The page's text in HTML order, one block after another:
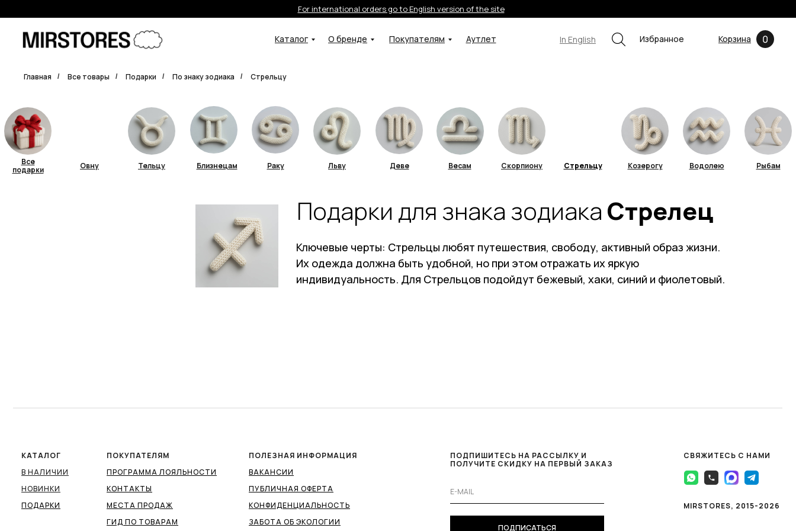
0
Каталог Покупателям In English
Аутлет
О бренде Избранное Корзина
For international orders go to English version of the site
Главная / Все товары / Подарки / По знаку зодиака / Стрельцу
Козерогу
Стрельцу
Овну Льву
Раку
Близнецам Скорпиону Водолею Рыбам
Все
подарки
Весам
Деве
Тельцу
Ключевые черты: Стрельцы любят путешествия, свободу, активный образ жизни.
Их одежда должна быть удобной, но при этом отражать их яркую
индивидуальность. Для Стрельцов подойдут бежевый, хаки, синий и фиолетовый.
Подарки для знака зодиака Стрелец
ПОКУПАТЕЛЯМ
ПРОГРАММА ЛОЯЛЬНОСТИ
КОНТАКТЫ
МЕСТА ПРОДАЖ
ГИД ПО ТОВАРАМ
ПОЛЕЗНАЯ ИНФОРМАЦИЯ
ВАКАНСИИ
ПУБЛИЧНАЯ ОФЕРТА
КОНФИДЕНЦИАЛЬНОСТЬ
ЗАБОТА ОБ ЭКОЛОГИИ
ПОДПИШИТЕСЬ НА РАССЫЛКУ И
ПОЛУЧИТЕ СКИДКУ НА ПЕРВЫЙ ЗАКАЗ
ПОДПИСАТЬСЯ
СВЯЖИТЕСЬ С НАМИ
КАТАЛОГ
В НАЛИЧИИ
НОВИНКИ
ПОДАРКИ
MIRSTORES, 2015-2026